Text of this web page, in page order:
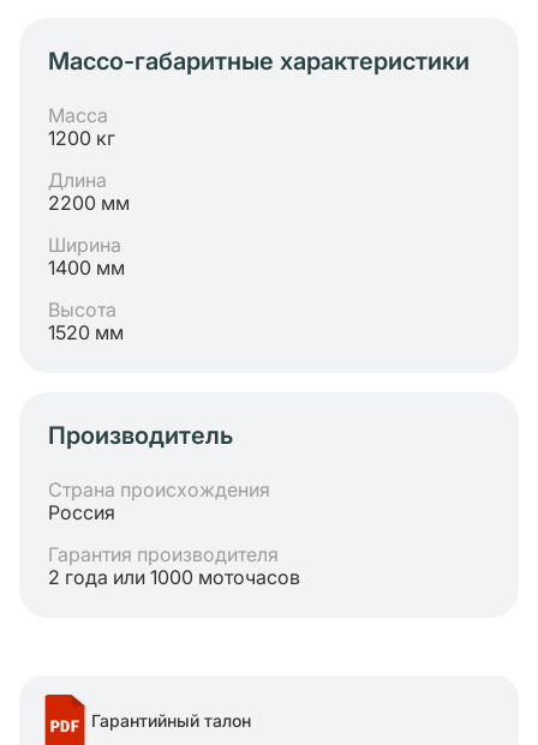
Массо-габаритные характеристики
Масса
1200 кг
Длина
2200 мм
Ширина
1400 мм
Высота
1520 мм
Производитель
Страна происхождения
Россия
Гарантия производителя
2 года или 1000 моточасов
Гарантийный талон